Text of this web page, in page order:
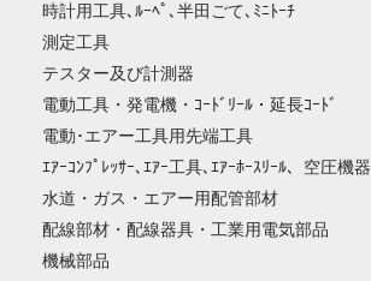
時計用工具､ﾙｰﾍﾟ､半田ごて､ﾐﾆﾄｰﾁ
測定工具
テスター及び計測器
電動工具・発電機・ｺｰﾄﾞﾘｰﾙ・延長ｺｰﾄﾞ
電動･エアー工具用先端工具
ｴｱｰｺﾝﾌﾟﾚｯｻｰ､ｴｱｰ工具､ｴｱｰﾎｰｽﾘｰﾙ、空圧機器
水道・ガス・エアー用配管部材
配線部材・配線器具・工業用電気部品
機械部品